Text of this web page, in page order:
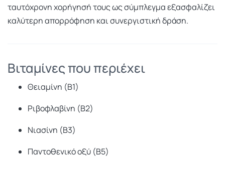
ταυτόχρονη χορήγησή τους ως σύμπλεγμα εξασφαλίζει
καλύτερη απορρόφηση και συνεργιστική δράση.
Βιταμίνες που περιέχει
Θειαμίνη (Β1)
Ριβοφλαβίνη (Β2)
Νιασίνη (Β3)
Παντοθενικό οξύ (Β5)